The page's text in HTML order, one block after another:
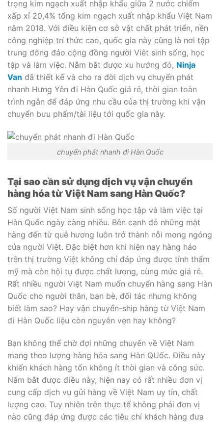
trọng kim ngạch xuất nhập khẩu giữa 2 nước chiếm
xấp xỉ 20,4% tổng kim ngạch xuất nhập khẩu Việt Nam
năm 2018. Với điều kiện cơ sở vật chất phát triển, nền
công nghiệp trí thức cao, quốc gia này cũng là nơi tập
trung đông đảo cộng đồng người Viêt sinh sống, học
tập và làm việc. Nắm bắt được xu hướng đó, Ninja
Van đã thiết kế và cho ra đời dịch vụ chuyển phát
nhanh Hưng Yên đi Hàn Quốc giá rẻ, thời gian toàn
trình ngắn để đáp ứng nhu cầu của thị trường khi vận
chuyển bưu phẩm/tài liệu tới quốc gia này.
chuyển phát nhanh đi Hàn Quốc
Tại sao cần sử dụng dịch vụ vận chuyển
hàng hóa từ Việt Nam sang Hàn Quốc?
Số người Việt Nam sinh sống học tập và làm việc tại
Hàn Quốc ngày càng nhiều. Bên cạnh đó những mặt
hàng đến từ quê hương luôn trở thành nỗi mong ngóng
của người Việt. Đặc biệt hơn khi hiện nay hàng háo
trên thị trường Việt không chỉ đáp ứng được tính thẩm
mỹ mà còn hội tụ được chất lượng, cùng mức giá rẻ.
Rất nhiều người Việt Nam muốn chuyển hàng sang Hàn
Quốc cho người thân, bạn bè, đối tác nhưng không
biết làm sao? Hay vận chuyển-ship hàng từ Việt Nam
đi Hàn Quốc liệu còn nguyên vẹn hay không?
Bạn không thể chờ đợi những chuyến về Việt Nam
mang theo lượng hàng hóa sang Hàn QUốc. Điều này
khiến khách hàng tốn không ít thời gian và công sức.
Nắm bắt được điều này, hiện nay có rất nhiều đơn vị
cung cấp dịch vụ gửi hàng về Việt Nam uy tín, chất
lượng cao. Tuy nhiên trên thực tế không phải đơn vị
nào cũng đáp ứng được các tiêu chí khách hàng đưa